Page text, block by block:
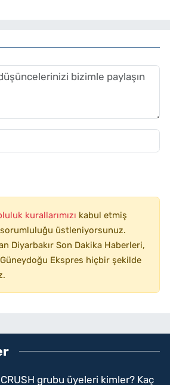
kurallarımızı kabul etmiş
üstleniyorsunuz.
Diyarbakır Son Dakika Haberleri,
Ekspres hiçbir şekilde
CRUSH grubu üyeleri kimler? Kaç